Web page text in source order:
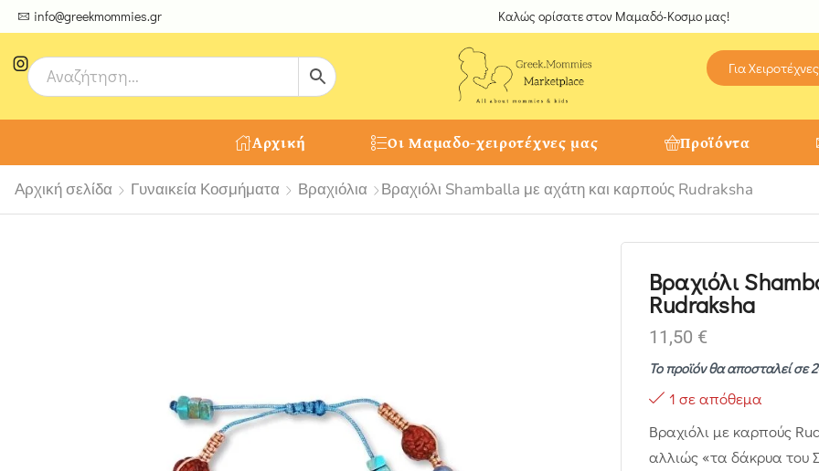
info@greekmommies.gr
μοναδικές δημιουργίες από τους Χειροτέχνες μας! Καλώς ορίσατε στον Μαμαδό-Κοσμο μας!
Για Χειροτέχνες
Αρχική Οι Μαμαδο-χειροτέχνες μας Προϊόντα
Αρχική σελίδα Γυναικεία Κοσμήματα Βραχιόλια Βραχιόλι Shamballa με αχάτη και καρπούς Rudraksha
Βραχιόλι
Rudraksha
11,50 €
Το προϊόν θα αποσταλεί σε
1 σε απόθεμα
Βραχιόλι με καρπούς
αλλιώς «τα δάκρυα του